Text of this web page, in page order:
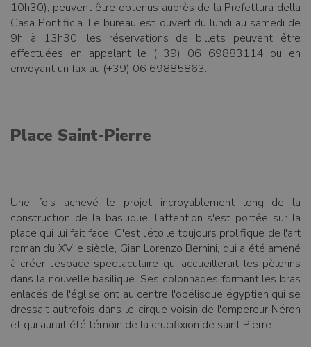
10h30), peuvent être obtenus auprès de la Prefettura della
Casa Pontificia. Le bureau est ouvert du lundi au samedi de
9h à 13h30, les réservations de billets peuvent être
effectuées en appelant le (+39) 06 69883114 ou en
envoyant un fax au (+39) 06 69885863.
Place Saint-Pierre
Une fois achevé le projet incroyablement long de la
construction de la basilique, l'attention s'est portée sur la
place qui lui fait face. C'est l'étoile toujours prolifique de l'art
roman du XVIIe siècle, Gian Lorenzo Bernini, qui a été amené
à créer l'espace spectaculaire qui accueillerait les pèlerins
dans la nouvelle basilique. Ses colonnades formant les bras
enlacés de l'église ont au centre l'obélisque égyptien qui se
dressait autrefois dans le cirque voisin de l'empereur Néron
et qui aurait été témoin de la crucifixion de saint Pierre.